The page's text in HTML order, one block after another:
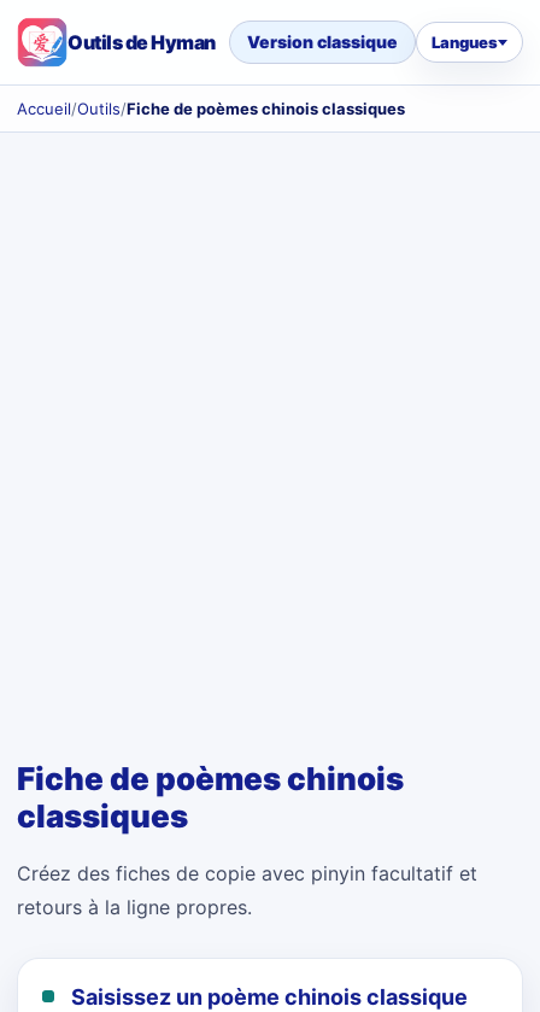
Outils de Hyman Version classique Langues
Accueil/Outils/Fiche de poèmes chinois classiques
Fiche de poèmes chinois
classiques
Créez des fiches de copie avec pinyin facultatif et
retours à la ligne propres.
Saisissez un poème chinois classique